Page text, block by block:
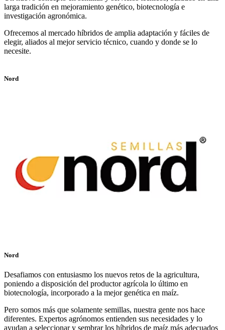
larga tradición en mejoramiento genético, biotecnología e
investigación agronómica.
Ofrecemos al mercado híbridos de amplia adaptación y fáciles de
elegir, aliados al mejor servicio técnico, cuando y donde se lo
necesite.
Nord
Nord
Desafiamos con entusiasmo los nuevos retos de la agricultura,
poniendo a disposición del productor agrícola lo último en
biotecnología, incorporado a la mejor genética en maíz.
Pero somos más que solamente semillas, nuestra gente nos hace
diferentes. Expertos agrónomos entienden sus necesidades y lo
ayudan a seleccionar y sembrar los híbridos de maíz más adecuados